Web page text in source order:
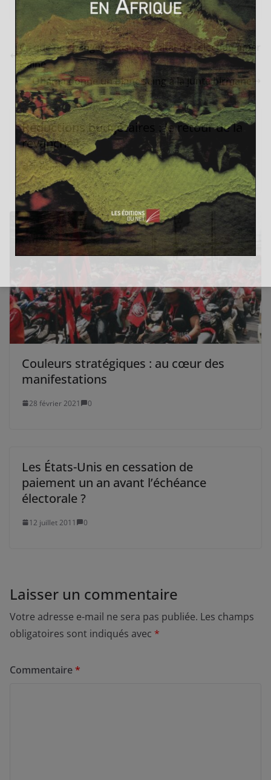
Ce que ne changera pas le résultat de l’élection amér
icaine
Obama donne un blanc seing à la junte birmane
Réductions budgétaires : le retour de la
revanche !
27 février 2013 0
Couleurs stratégiques : au cœur des
manifestations
28 février 2021 0
Les États-Unis en cessation de
paiement un an avant l’échéance
électorale ?
12 juillet 2011 0
Laisser un commentaire
Votre adresse e-mail ne sera pas publiée. Les champs
obligatoires sont indiqués avec *
Commentaire*